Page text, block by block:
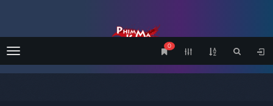
Menu
0